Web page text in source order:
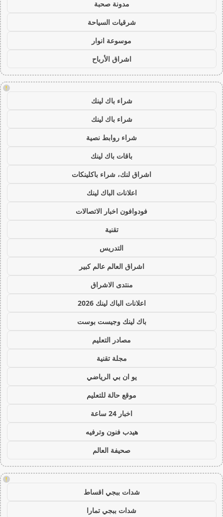
مدونة صحبة
شرقيات السياحة
موسوعة انوار
اشراق الأرباح
!
شراء باك لينك
شراء باك لينك
شراء روابط نصية
باقات باك لينك
اشراق لنك، شراء باكلينكات
اعلانات الباك لينك
فودوافون اخبار الاتصالات
تقنية
التدريس
اشراق العالم عالم كبير
منتدى الاشراق
اعلانات الباك لينك 2026
باك لينك وجيست بوست
مصادر التعليم
مجلة تقنية
يو ان بي الرياضي
موقع حالة للتعليم
اخبار 24 ساعة
هيدب فنون وترفيه
صحيفة العالم
!
شدات ببجي اقساط
شدات ببجي تمارا